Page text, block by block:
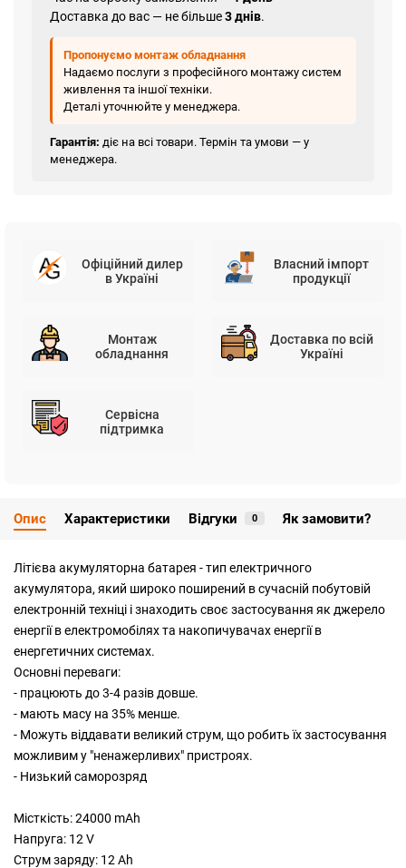
Доставка до вас — не більше3 днів.
Пропонуємо монтаж обладнання
Надаємо послуги з професійного монтажу систем
живлення та іншої техніки.
Деталі уточнюйте у менеджера.
Гарантія: діє на всі товари. Термін та умови — у
менеджера.
Офіційний дилер
в Україні
Власний імпорт
продукції
Монтаж
обладнання
Доставка по всій
Україні
Сервісна
підтримка
Опис Характеристики Відгуки 0 Як замовити?
Літієва акумуляторна батарея - тип електричного
акумулятора, який широко поширений в сучасній побутовій
електронній техніці і знаходить своє застосування як джерело
енергії в електромобілях та накопичувачах енергії в
енергетичних системах.
Основні переваги:
- працюють до 3-4 разів довше.
- мають масу на 35% менше.
- Можуть віддавати великий струм, що робить їх застосування
можливим у "ненажерливих" пристроях.
- Низький саморозряд
Місткість: 24000 mAh
Напруга: 12 V
Струм заряду: 12 Ah